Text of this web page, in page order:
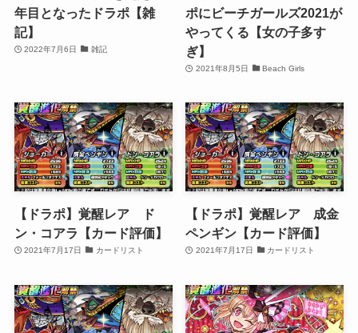
年目となったドラポ【雑
記】
2022年7月6日 雑記
ポにビーチガールズ2021が
やってくる【女の子多す
ぎ】
2021年8月5日 Beach Girls
【ドラポ】覚醒レア ド
ン・コアラ【カード評価】
2021年7月17日 カードリスト
【ドラポ】覚醒レア 成金
ペンギン【カード評価】
2021年7月17日 カードリスト